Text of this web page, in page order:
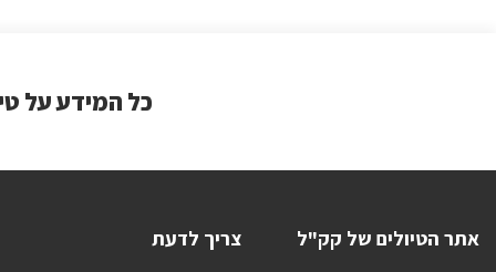
כל המידע על
אתר הטיולים של קק"ל צריך לדעת